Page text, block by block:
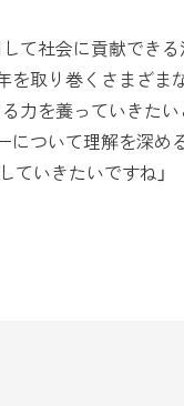
て社会に貢献できる
取り巻くさまざま
力を養っていきたい
について理解を深め
ていきたいですね」